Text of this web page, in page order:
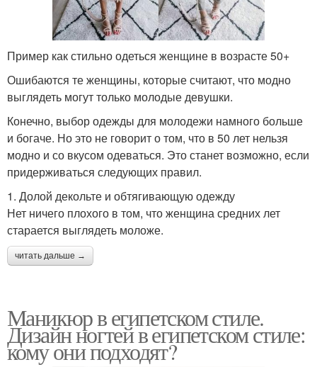
Пример как стильно одеться женщине в возрасте 50+
Ошибаются те женщины, которые считают, что модно
выглядеть могут только молодые девушки.
Конечно, выбор одежды для молодежи намного больше
и богаче. Но это не говорит о том, что в 50 лет нельзя
модно и со вкусом одеваться. Это станет возможно, если
придерживаться следующих правил.
1. Долой декольте и обтягивающую одежду
Нет ничего плохого в том, что женщина средних лет
старается выглядеть моложе.
читать дальше →
Маникюр в египетском стиле.
Дизайн ногтей в египетском стиле:
кому они подходят?